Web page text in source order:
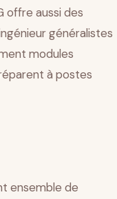
offre aussi des
généralistes
modules
à postes
ensemble de